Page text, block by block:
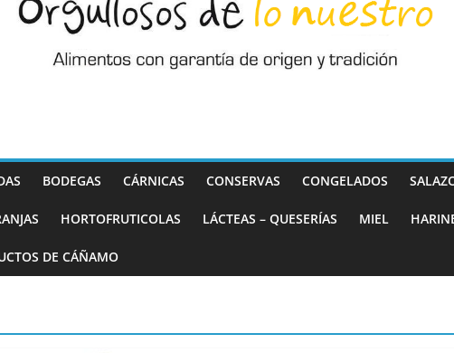
BODEGAS CÁRNICAS CONSERVAS CONGELADOS
HORTOFRUTICOLAS LÁCTEAS – QUESERÍAS MIEL
DE CÁÑAMO